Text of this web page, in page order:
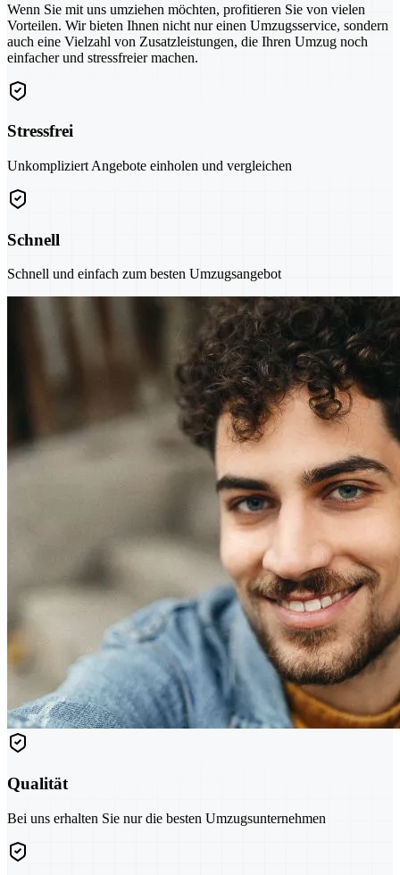
Wenn Sie mit uns umziehen möchten, profitieren Sie von vielen
Vorteilen. Wir bieten Ihnen nicht nur einen Umzugsservice, sondern
auch eine Vielzahl von Zusatzleistungen, die Ihren Umzug noch
einfacher und stressfreier machen.
Stressfrei
Unkompliziert Angebote einholen und vergleichen
Schnell
Schnell und einfach zum besten Umzugsangebot
Qualität
Bei uns erhalten Sie nur die besten Umzugsunternehmen